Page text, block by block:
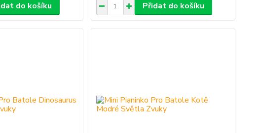
do košíku Přidat do košíku